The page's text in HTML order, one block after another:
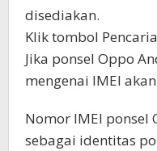
disediakan.
Klik tombol
Jika ponsel Oppo
mengenai IMEI
Nomor IMEI ponsel
sebagai identitas